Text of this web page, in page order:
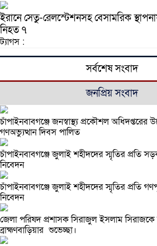
ইরানে সেতু-রেলস্টেশনসহ বেসামরিক
নিহত ৭
ট্যাগস :
সর্বশেষ সংবাদ
জনপ্রিয় সংবাদ
চাঁপাইনবাবগঞ্জে জনস্বাস্থ্য প্রকৌশল অধিদপ্তরের
গণঅভ্যুত্থান দিবস পালিত
চাঁপাইনবাবগঞ্জে জুলাই শহীদদের স্মৃতির প্রতি
নিবেদন
চাঁপাইনবাবগঞ্জে জুলাই শহীদদের স্মৃতির প্রতি
নিবেদন
জেলা পরিষদ প্রশাসক সিরাজুল ইসলাম সিরাজকে
ব্রাহ্মণবাড়িয়ার শুভেচ্ছা।